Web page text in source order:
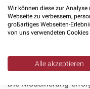
sowie mit konkreten
von Geometrien. Die
werden.
Die Modellierung
Wir können diese zur
Webseite zu verbessern,
großartiges Webseiten-
von uns verwendeten
Alle akzeptieren